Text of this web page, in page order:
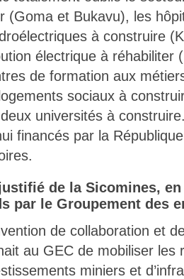
(Goma et Bukavu), les
à construire
électrique à réhabiliter
de formation aux
sociaux à
universités à
financés par la
de la Sicomines, en
par le Groupement des
de collaboration et
au GEC de mobiliser les
miniers et